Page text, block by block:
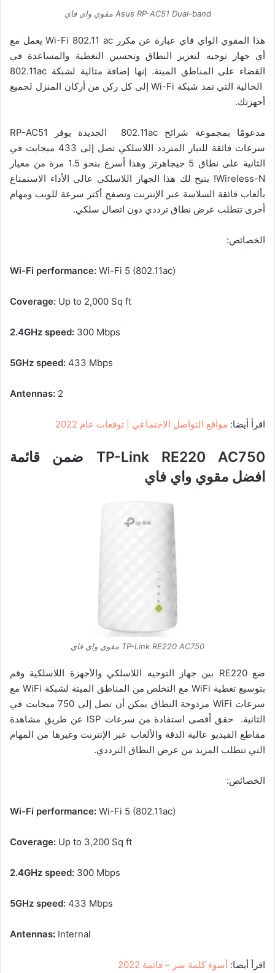
Asus RP-AC51 Dual-band مقوي واي فاي
هذا المقوي الواي فاي عبارة عن مكرر Wi-Fi 802.11 ac يعمل مع
أي جهاز توجيه لتعزيز النطاق وتحسين التغطية والمساعدة في
القضاء على المناطق الميتة. إنها إضافة مثالية لشبكة 802.11ac
الحالية التي تمد شبكة Wi-Fi إلى كل ركن من أركان المنزل لجميع
أجهزتك.
مدعومًا بمجموعة شرائح 802.11ac الجديدة يوفر RP-AC51
سرعات فائقة للتيار المتردد اللاسلكي تصل إلى 433 ميجابت في
الثانية على نطاق 5 جيجاهرتز وهذا أسرع بنحو 1.5 مرة من معيار
Wireless-N! يتيح لك هذا الجهاز اللاسلكي عالي الأداء الاستمتاع
بألعاب فائقة السلاسة عبر الإنترنت وتصفح أكثر سرعة للويب ومهام
أخرى تتطلب عرض نطاق ترددي دون اتصال سلكي.
الخصائص:
Wi-Fi performance: Wi-Fi 5 (802.11ac)
Coverage: Up to 2,000 Sq ft
2.4GHz speed: 300 Mbps
5GHz speed: 433 Mbps
Antennas: 2
اقرأ أيضا: مواقع التواصل الاجتماعي | توقعات عام 2022
TP-Link RE220 AC750 ضمن قائمة
افضل مقوي واي فاي
TP-Link RE220 AC750 مقوي واي فاي
ضع RE220 بين جهاز التوجيه اللاسلكي والأجهزة اللاسلكية وقم
بتوسيع تغطية WiFi مع التخلص من المناطق الميتة لشبكة WiFi مع
سرعات WiFi مزدوجة النطاق يمكن أن تصل إلى 750 ميجابت في
الثانية. حقق أقصى استفادة من سرعات ISP عن طريق مشاهدة
مقاطع الفيديو عالية الدقة والألعاب عبر الإنترنت وغيرها من المهام
التي تتطلب المزيد من عرض النطاق الترددي.
الخصائص:
Wi-Fi performance: Wi-Fi 5 (802.11ac)
Coverage: Up to 3,200 Sq ft
2.4GHz speed: 300 Mbps
5GHz speed: 433 Mbps
Antennas: Internal
اقرأ أيضا: أسوء كلمة سر – قائمة 2022